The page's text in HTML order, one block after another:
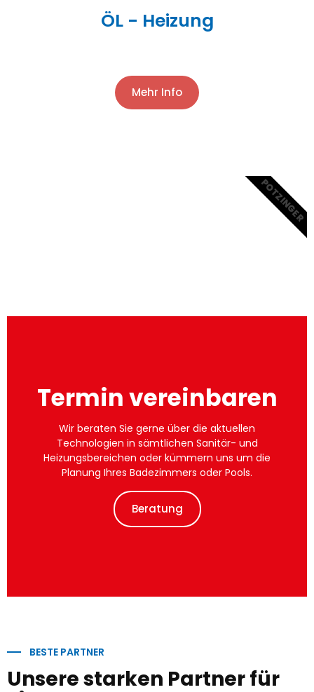
ÖL - Heizung
Mehr Info
Termin vereinbaren
Wir beraten Sie gerne über die aktuellen
Technologien in sämtlichen Sanitär- und
Heizungsbereichen oder kümmern uns um die
Planung Ihres Badezimmers oder Pools.
Beratung
POTZINGER
BESTE PARTNER
Unsere starken Partner für